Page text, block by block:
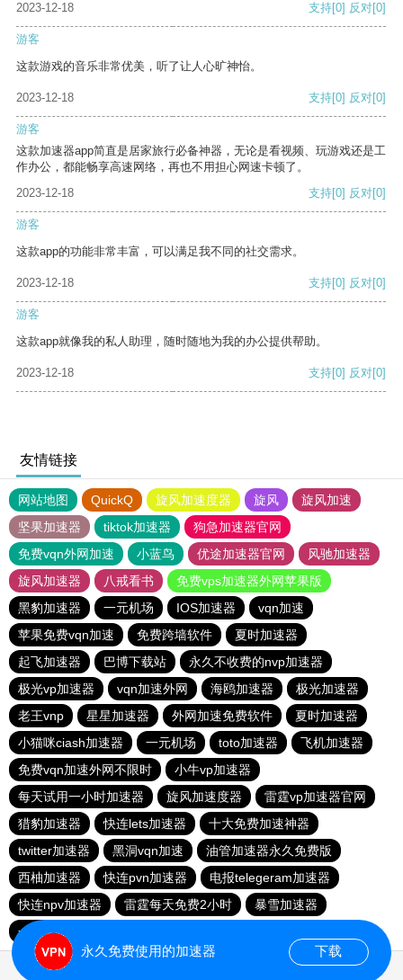
2023-12-18
支持[0] 反对[0]
游客
这款游戏的音乐非常优美，听了让人心旷神怡。
2023-12-18 支持[0] 反对[0]
游客
这款加速器app简直是居家旅行必备神器，无论是看视频、玩游戏还是工
作办公，都能畅享高速网络，再也不用担心网速卡顿了。
2023-12-18
支持[0] 反对[0]
游客
这款app的功能非常丰富，可以满足我不同的社交需求。
2023-12-18 支持[0] 反对[0]
游客
这款app就像我的私人助理，随时随地为我的办公提供帮助。
2023-12-18 支持[0] 反对[0]
友情链接
网站地图 QuickQ 旋风加速度器 旋风
旋风加速
坚果加速器
tiktok加速器
狗急加速器官网
免费vqn外网加速
小蓝鸟 优途加速器官网
风驰加速器
旋风加速器
八戒看书
免费vps加速器外网苹果版
黑豹加速器
一元机场 IOS加速器
vqn加速
苹果免费vqn加速
免费跨墙软件
夏时加速器
起飞加速器
巴博下载站
永久不收费的nvp加速器
极光vp加速器
vqn加速外网 海鸥加速器
极光加速器
老王vnp
星星加速器 外网加速免费软件
夏时加速器
小猫咪ciash加速器
一元机场 toto加速器
飞机加速器
免费vqn加速外网不限时
小牛vp加速器
每天试用一小时加速器
旋风加速度器
雷霆vp加速器官网
猎豹加速器
快连lets加速器
十大免费加速神器
twitter加速器
黑洞vqn加速
油管加速器永久免费版
西柚加速器
快连pvn加速器
电报telegeram加速器
快连npv加速器
雷霆每天免费2小时
暴雪加速器
一元机场
永久免费使用的加速器 下载